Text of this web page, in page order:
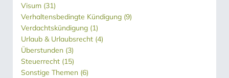
Visum (31)
Verhaltensbedingte Kündigung (9)
Verdachtskündigung (1)
Urlaub & Urlaubsrecht (4)
Überstunden (3)
Steuerrecht (15)
Sonstige Themen (6)